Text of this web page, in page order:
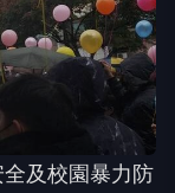
及校園暴力防